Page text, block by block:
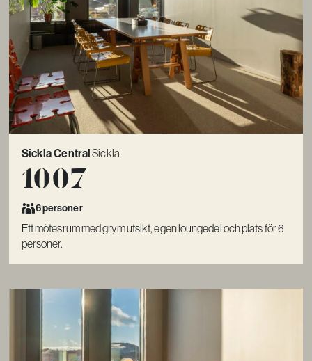
Sickla CentralSickla
1007
6 personer
Ett mötesrum med grym utsikt, egen loungedel och plats för 6
personer.